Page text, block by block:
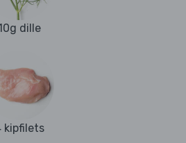
dille
kipfilets